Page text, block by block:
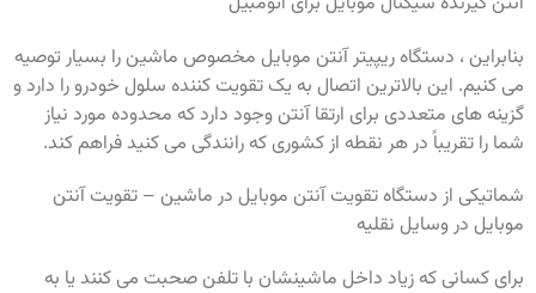
بنابراین ، دستگاه ریپیتر آنتن موبایل مخصوص ماشین را بسیار توصیه
می کنیم. این بالاترین اتصال به یک تقویت کننده سلول خودرو را دارد و
گزینه های متعددی برای ارتقا آنتن وجود دارد که محدوده مورد نیاز
شما را تقریباً در هر نقطه از کشوری که رانندگی می کنید فراهم کند.
شماتیکی از دستگاه تقویت آنتن موبایل در ماشین – تقویت آنتن
موبایل در وسایل نقلیه
برای کسانی که زیاد داخل ماشینشان با تلفن صحبت می کنند یا به